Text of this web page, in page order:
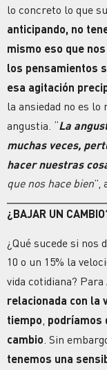
lo concreto lo que
anticipando, no
mismo eso que
los pensamientos
esa agitación
la ansiedad no es
angustia. “La
muchas veces,
hacer nuestras
que nos hace bien”,
¿BAJAR UN
¿Qué sucede si nos
10 o un 15% la
vida cotidiana? Para
relacionada con la
tiempo podríamos
cambio . Sin
tenemos una